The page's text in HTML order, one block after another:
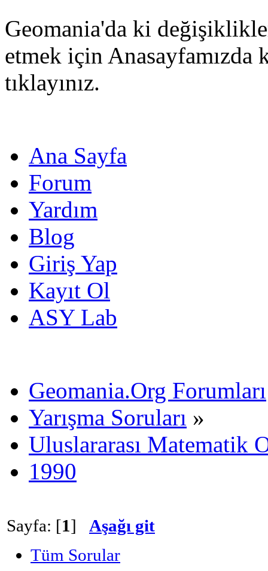
Geomania'da ki
etmek için
tıklayınız.
Ana Sayfa
Forum
Yardım
Blog
Giriş Yap
Kayıt Ol
ASY Lab
Geomania.Org Forumları
Yarışma Soruları »
Uluslararası Matematik
1990
Sayfa: [1] Aşağı git
Tüm Sorular